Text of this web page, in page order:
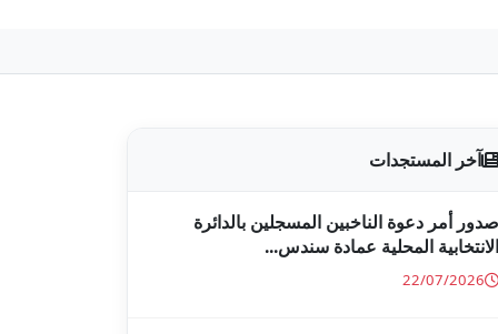
آخر المستجدات
صدور أمر دعوة الناخبين المسجلين بالدائرة
الانتخابية المحلية عمادة سندس...
22/07/2026